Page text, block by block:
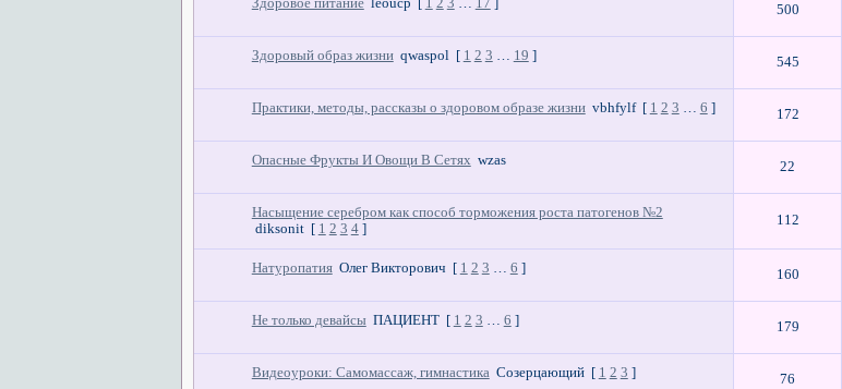
Здоровое питание leоucp [ 1 2 3 … 17 ] 500
Здоровый образ жизни qwaspol [ 1 2 3 … 19 ] 545
Практики, методы, рассказы о здоровом образе жизни vbhfylf [ 1 2 3 … 6 ] 172
Опасные Фрукты И Овощи В Сетях wzas 22
Насыщение серебром как способ торможения роста патогенов №2
diksonit [ 1 2 3 4 ]
112
Натуропатия Олег Викторович [ 1 2 3 … 6 ] 160
Не только девайсы ПАЦИЕНТ [ 1 2 3 … 6 ] 179
Видеоуроки: Самомассаж, гимнастика Созерцающий [ 1 2 3 ] 76